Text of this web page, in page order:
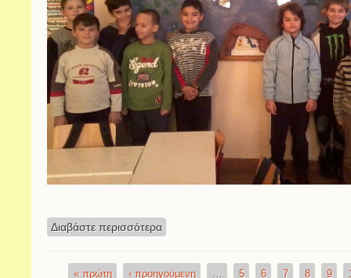
Διαβάστε περισσότερα
« πρώτη ‹ προηγούμενη … 5 6 7 8 9